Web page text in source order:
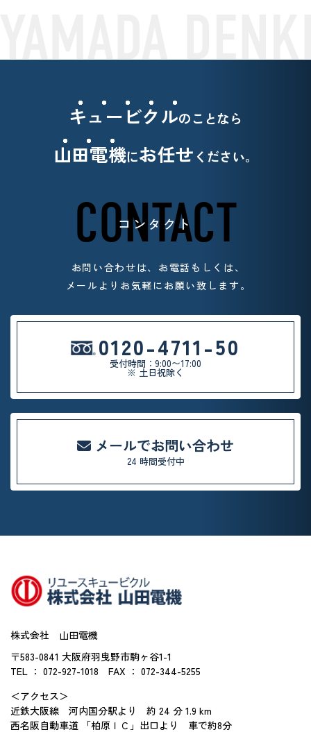
キュービクルのことなら
山田電機にお任せ ください。
CONTACT
コンタクト
お問い合わせは、お電話もしくは、
メールよりお気軽 にお願い致します。
0120-4711-50
受付時間：9:00〜17:00
※ 土日祝除く
メールでお問い合わせ
24 時間受付中
株式会社 山田電機
〒583-0841 大阪府羽曳野市駒ヶ谷1-1
TEL ： 072-927-1018 FAX ： 072-344-5255
＜アクセス＞
近鉄大阪線 河内国分駅より 約 24 分 1.9 km
西名阪自動車道 「柏原ＩＣ」出口より 車で約8分